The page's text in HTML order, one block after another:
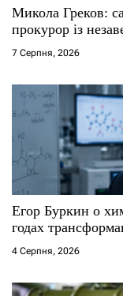
Микола Греков:
прокурор із
7 Серпня, 2026
Егор Буркин о
годах
4 Серпня, 2026